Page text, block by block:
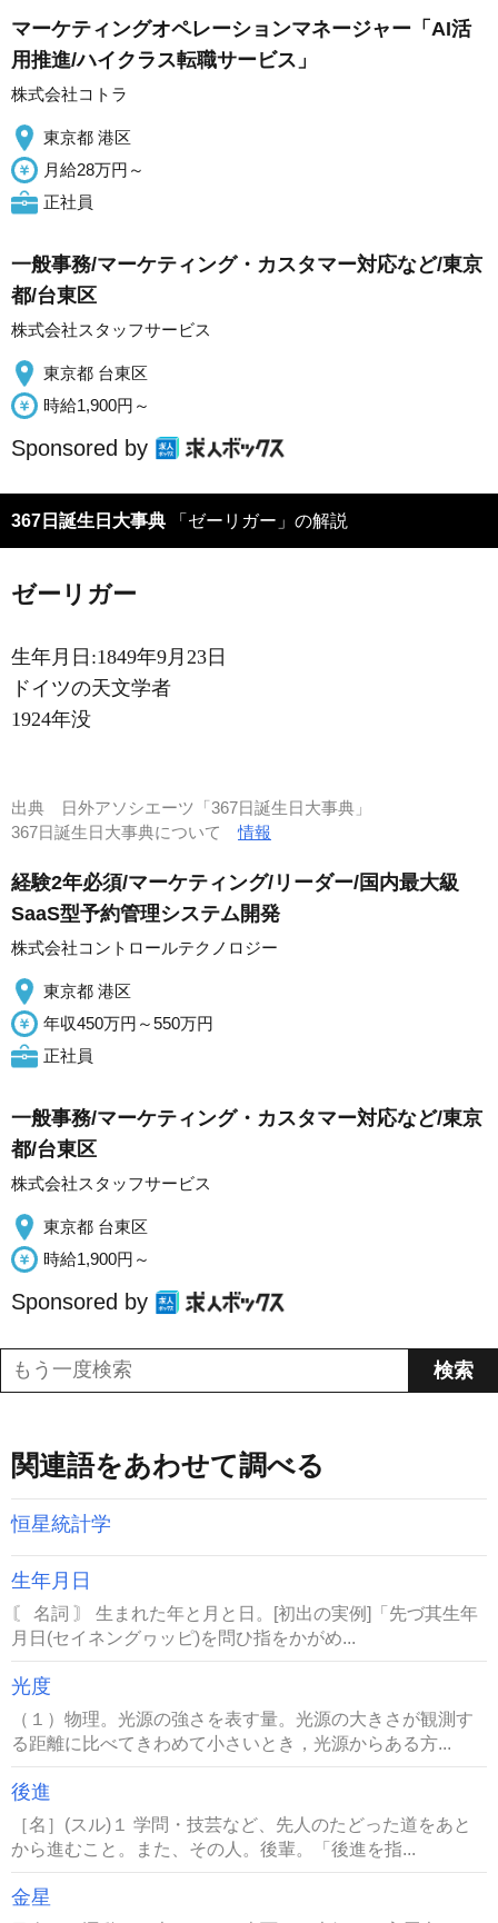
マーケティングオペレーションマネージャー「AI活
用推進/ハイクラス転職サービス」
株式会社コトラ
東京都 港区
月給28万円～
正社員
一般事務/マーケティング・カスタマー対応など/東京
都/台東区
株式会社スタッフサービス
東京都 台東区
時給1,900円～
Sponsored by
367日誕生日大事典 「ゼーリガー」の解説
ゼーリガー
生年月日:1849年9月23日
ドイツの天文学者
1924年没
出典
日外アソシエーツ「367日誕生日大事典」
367日誕生日大事典について情報
経験2年必須/マーケティング/リーダー/国内最大級
SaaS型予約管理システム開発
株式会社コントロールテクノロジー
東京都 港区
年収450万円～550万円
正社員
一般事務/マーケティング・カスタマー対応など/東京
都/台東区
株式会社スタッフサービス
東京都 台東区
時給1,900円～
Sponsored by
関連語をあわせて調べる
恒星統計学
生年月日
〘 名詞 〙 生まれた年と月と日。[初出の実例]「先づ其生年
月日(セイネングヮッピ)を問ひ指をかがめ...
光度
（１）物理。光源の強さを表す量。光源の大きさが観測す
る距離に比べてきわめて小さいとき，光源からある方...
後進
［名］(スル)１ 学問・技芸など、先人のたどった道をあと
から進むこと。また、その人。後輩。「後進を指...
金星